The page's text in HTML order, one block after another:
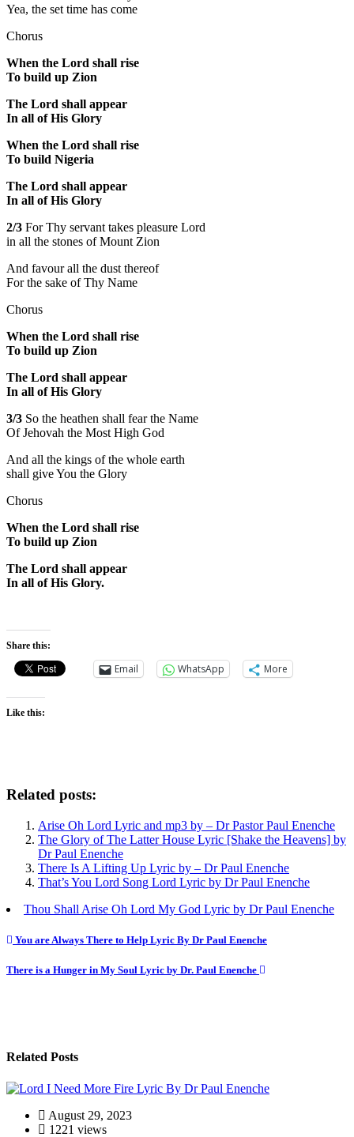
Yea, the set time has come
Chorus
When the Lord shall rise
To build up Zion
The Lord shall appear
In all of His Glory
When the Lord shall rise
To build Nigeria
The Lord shall appear
In all of His Glory
2/3 For Thy servant takes pleasure Lord
in all the stones of Mount Zion
And favour all the dust thereof
For the sake of Thy Name
Chorus
When the Lord shall rise
To build up Zion
The Lord shall appear
In all of His Glory
3/3 So the heathen shall fear the Name
Of Jehovah the Most High God
And all the kings of the whole earth
shall give You the Glory
Chorus
When the Lord shall rise
To build up Zion
The Lord shall appear
In all of His Glory.
Share this:
Email WhatsApp More
Like this:
Related posts:
Arise Oh Lord Lyric and mp3 by – Dr Pastor Paul Enenche
The Glory of The Latter House Lyric [Shake the Heavens] by
Dr Paul Enenche
There Is A Lifting Up Lyric by – Dr Paul Enenche
That’s You Lord Song Lord Lyric by Dr Paul Enenche
Thou Shall Arise Oh Lord My God Lyric by Dr Paul Enenche
Post
navigation
You are Always There to Help Lyric By Dr Paul Enenche
There is a Hunger in My Soul Lyric by Dr. Paul Enenche
Related Posts
August 29, 2023
1221 views